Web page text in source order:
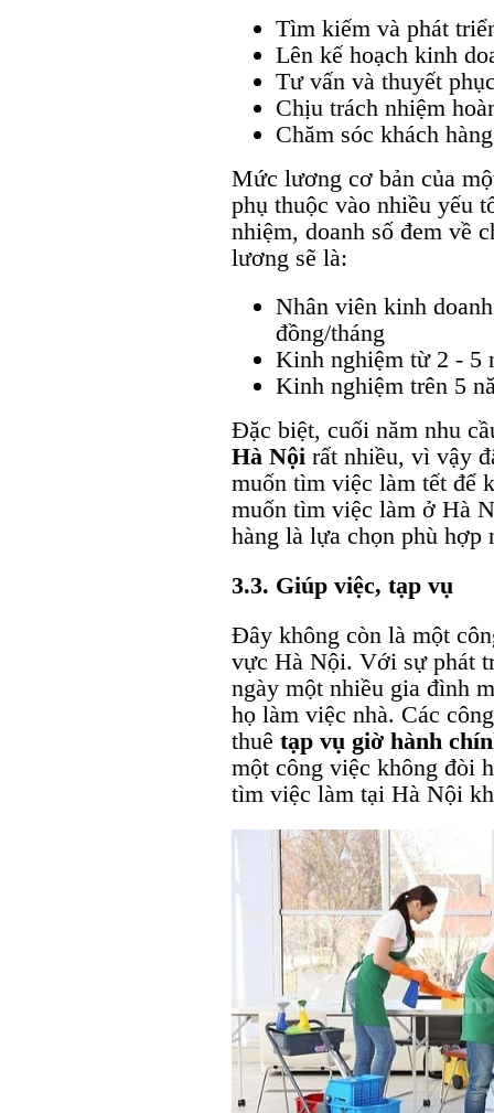
Tìm kiếm và phát
Lên kế hoạch kinh
Tư vấn và thuyết
Chịu trách nhiệm
Chăm sóc khách
Mức lương cơ bản của
phụ thuộc vào nhiều yếu
nhiệm, doanh số đem về
lương sẽ là:
Nhân viên kinh
đồng/tháng
Kinh nghiệm từ 2 - 5
Kinh nghiệm trên 5
Đặc biệt, cuối năm nhu
Hà Nội rất nhiều, vì vậy
muốn tìm việc làm tết để
muốn tìm việc làm ở Hà
hàng là lựa chọn phù hợp
3.3. Giúp việc, tạp vụ
Đây không còn là một
vực Hà Nội. Với sự phát
ngày một nhiều gia đình
họ làm việc nhà. Các
thuê tạp vụ giờ hành
một công việc không đòi
tìm việc làm tại Hà Nội